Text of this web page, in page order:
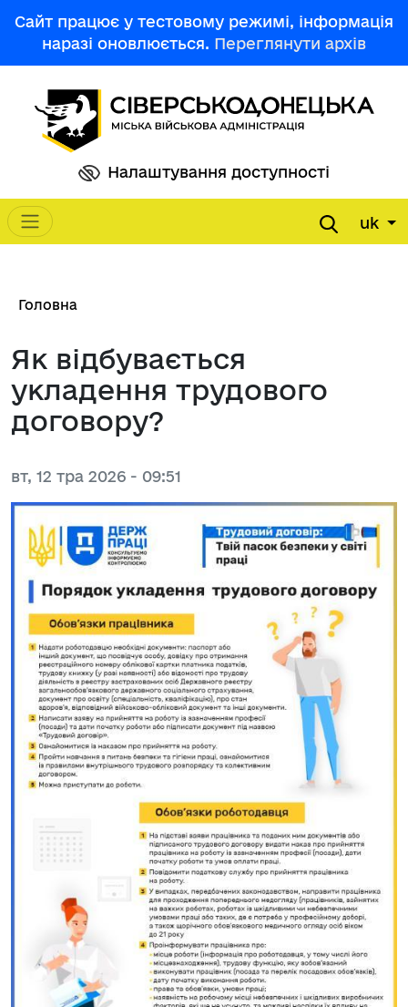
Сайт працює у тестовому режимі, інформація
наразі оновлюється. Переглянути архів
Налаштування доступності
Main navigation uk
Рядок навіґації
Головна
Як відбувається
укладення трудового
договору?
вт, 12 тра 2026 - 09:51